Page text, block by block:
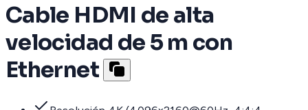
Cable HDMI de alta
velocidad de 5 m con
Ethernet